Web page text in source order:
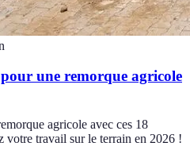
pour une remorque agricole
agricole avec ces 18
votre travail sur le terrain en 2026 !